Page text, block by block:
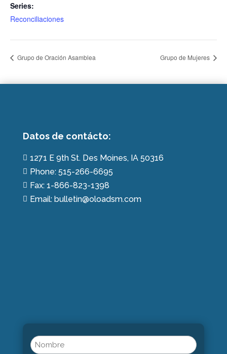
Series:
Reconciliaciones
Grupo de Oración Asamblea Grupo de Mujeres
Datos de contácto:
 1271 E 9th St. Des Moines, IA 50316
 Phone: 515-266-6695
 Fax: 1-866-823-1398
 Email: bulletin@oloadsm.com
Name